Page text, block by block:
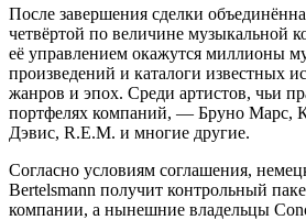
После завершения сделки
четвёртой по величине музыкальной
её управлением окажутся миллионы
произведений и каталоги известных
жанров и эпох. Среди артистов, чьи
портфелях компаний, — Бруно Марс,
Дэвис, R.E.M. и многие другие.
Согласно условиям соглашения,
Bertelsmann получит контрольный
компании, а нынешние владельцы